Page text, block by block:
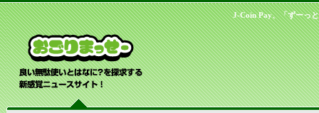
J-Coin Pay、「ずーっ